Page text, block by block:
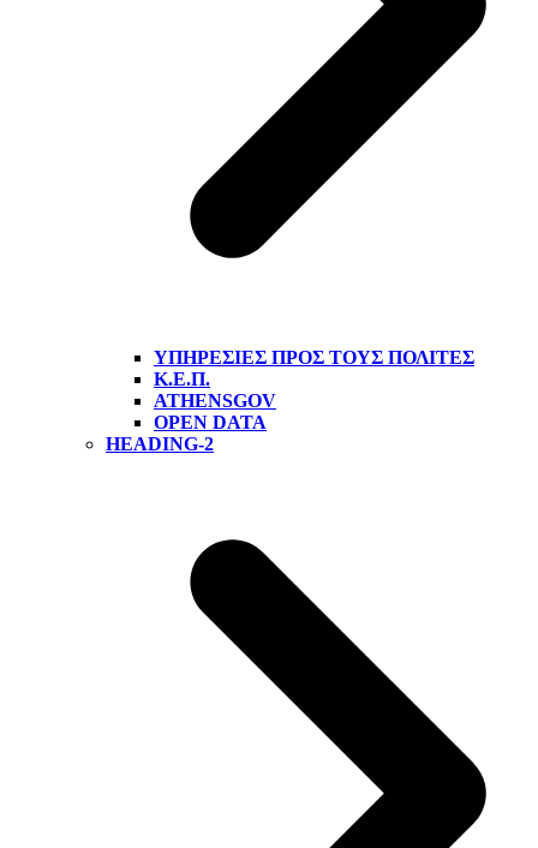
ΥΠΗΡΕΣΊΕΣ ΠΡΟΣ ΤΟΥΣ ΠΟΛΊΤΕΣ
Κ.Ε.Π.
ATHENSGOV
OPEN DATA
HEADING-2